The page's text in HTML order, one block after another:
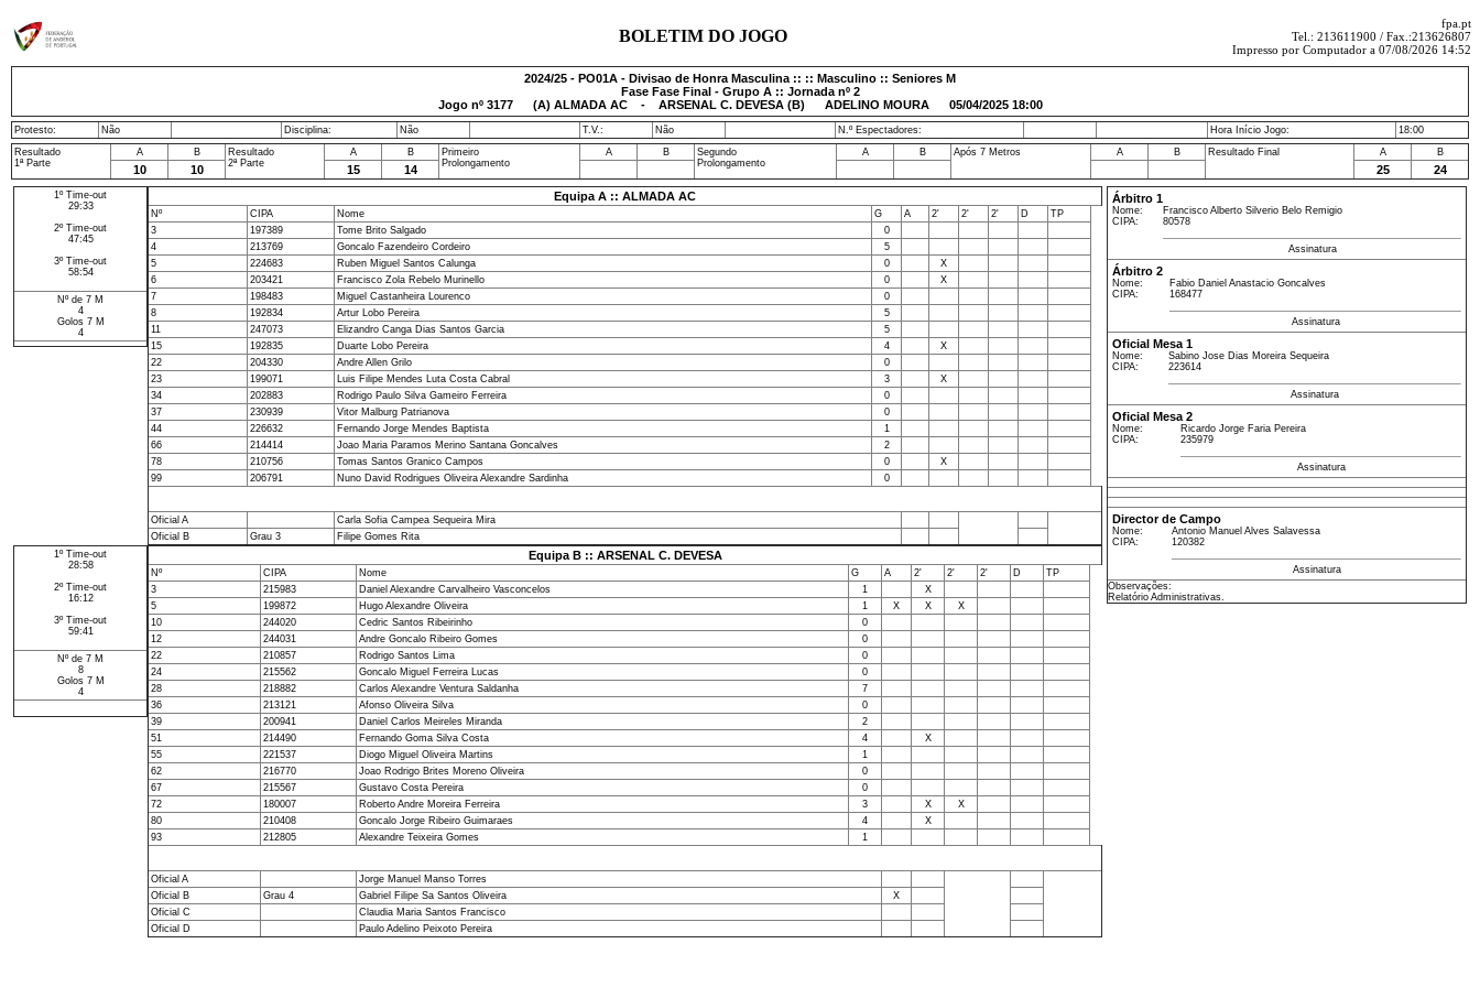
BOLETIM DO JOGO
fpa.pt
Tel.: 213611900 / Fax.:213626807
Impresso por Computador a 07/08/2026 14:52
2024/25 - PO01A - Divisao de Honra Masculina :: :: Masculino :: Seniores M
Fase Fase Final - Grupo A :: Jornada nº 2
Jogo nº 3177(A) ALMADA AC - ARSENAL C. DEVESA (B) ADELINO MOURA 05/04/2025 18:00
Protesto: Não Disciplina: Não T.V.: Não N.º Espectadores: Hora Início Jogo:
18:00
Resultado
1ª Parte
A B
Resultado
2ª Parte
A B
Primeiro
Prolongamento
A B
Segundo
Prolongamento
A B Após 7 Metros A B Resultado Final A B
10 10 15 14 25 24
1º Time-out
29:33
2º Time-out
47:45
3º Time-out
58:54
Nº de 7 M
4
Golos 7 M
4
Equipa A :: ALMADA AC
Nº CIPA Nome G A 2' 2' 2' D
TP
3
197389 Tome Brito Salgado
0
4
213769 Goncalo Fazendeiro Cordeiro
5
5
224683 Ruben Miguel Santos Calunga 0
X
6
203421 Francisco Zola Rebelo Murinello 0
X
7
198483 Miguel Castanheira Lourenco
0
8
192834 Artur Lobo Pereira
5
11
247073 Elizandro Canga Dias Santos Garcia
5
15
192835 Duarte Lobo Pereira 4
X
22
204330 Andre Allen Grilo
0
23
199071 Luis Filipe Mendes Luta Costa Cabral 3
X
34
202883 Rodrigo Paulo Silva Gameiro Ferreira
0
37
230939 Vitor Malburg Patrianova
0
44
226632 Fernando Jorge Mendes Baptista
1
66
214414 Joao Maria Paramos Merino Santana Goncalves
2
78
210756 Tomas Santos Granico Campos 0
X
99
206791 Nuno David Rodrigues Oliveira Alexandre Sardinha 0
Oficial A
Carla Sofia Campea Sequeira Mira
Oficial B
Grau 3
Filipe Gomes Rita
1º Time-out
28:58
2º Time-out
16:12
3º Time-out
59:41
Nº de 7 M
8
Golos 7 M
4
Equipa B :: ARSENAL C. DEVESA
Nº CIPA Nome G A 2' 2' 2' D
TP
3
215983 Daniel Alexandre Carvalheiro Vasconcelos 1
X
5
199872 Hugo Alexandre Oliveira 1 X X
X
10
244020 Cedric Santos Ribeirinho
0
12
244031 Andre Goncalo Ribeiro Gomes
0
22
210857 Rodrigo Santos Lima
0
24
215562 Goncalo Miguel Ferreira Lucas
0
28
218882 Carlos Alexandre Ventura Saldanha
7
36
213121 Afonso Oliveira Silva
0
39
200941 Daniel Carlos Meireles Miranda
2
51
214490 Fernando Goma Silva Costa 4
X
55
221537 Diogo Miguel Oliveira Martins
1
62
216770 Joao Rodrigo Brites Moreno Oliveira
0
67
215567 Gustavo Costa Pereira
0
72
180007 Roberto Andre Moreira Ferreira 3 X
X
80
210408 Goncalo Jorge Ribeiro Guimaraes 4
X
93
212805 Alexandre Teixeira Gomes 1
Oficial A
Jorge Manuel Manso Torres
Oficial B
Grau 4 Gabriel Filipe Sa Santos Oliveira
X
Oficial C
Claudia Maria Santos Francisco
Oficial D
Paulo Adelino Peixoto Pereira
Árbitro 1
Nome:
Francisco Alberto Silverio Belo Remigio
CIPA:
80578
Assinatura
Árbitro 2
Nome:
Fabio Daniel Anastacio Goncalves
CIPA:
168477
Assinatura
Oficial Mesa 1
Nome:
Sabino Jose Dias Moreira Sequeira
CIPA:
223614
Assinatura
Oficial Mesa 2
Nome:
Ricardo Jorge Faria Pereira
CIPA:
235979
Assinatura
Director de Campo
Nome:
Antonio Manuel Alves Salavessa
CIPA:
120382
Assinatura
Observações:
Relatório Administrativas.